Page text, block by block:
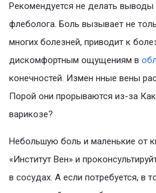
Рекомендуется не делать выводы
флеболога. Боль вызывает не
многих болезней, приводит к
дискомфортным ощущениям в
конечностей. Измен нные вены
Порой они прорываются из-за Как
варикозе?
Небольшую боль и маленькие от
«Институт Вен» и
в сосудах. А если потребуется, в